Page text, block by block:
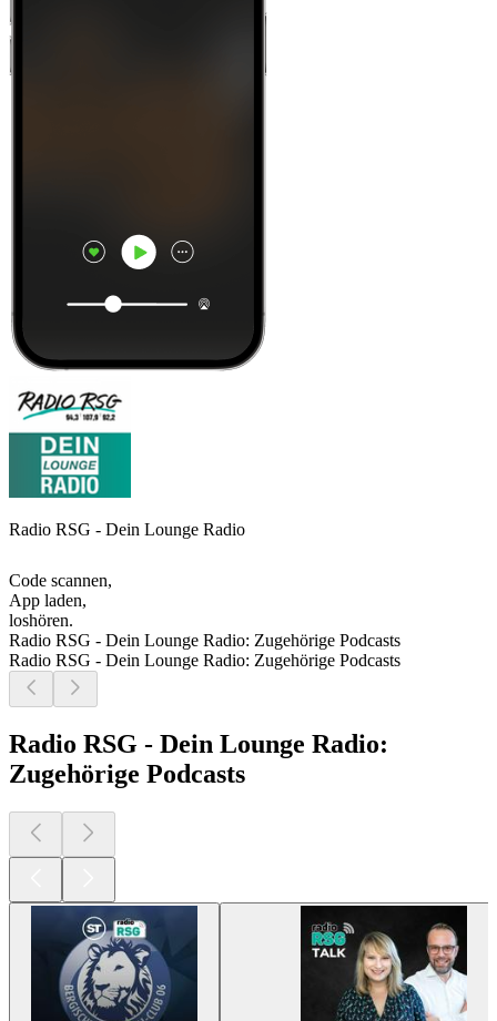
Radio RSG - Dein Lounge Radio
Code scannen,
App laden,
loshören.
Radio RSG - Dein Lounge Radio: Zugehörige Podcasts
Radio RSG - Dein Lounge Radio: Zugehörige Podcasts
Radio RSG - Dein Lounge Radio:
Zugehörige Podcasts